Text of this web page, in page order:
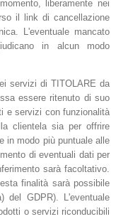
liberamente nei
il link di cancellazione
L'eventuale mancato
in alcun modo
servizi di TITOLARE da
essere ritenuto di suo
e servizi con funzionalità
clientela sia per offrire
in modo più puntuale alle
di eventuali dati per
sarà facoltativo.
finalità sarà possibile
del GDPR). L'eventuale
o servizi riconducibili